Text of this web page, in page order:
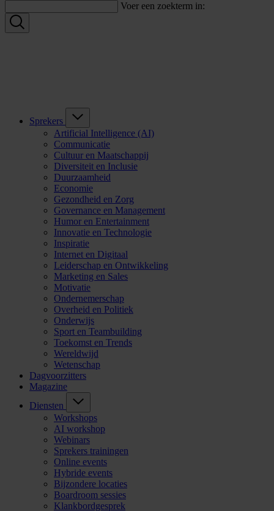
Voer een zoekterm in:
Sprekers
Artificial Intelligence (AI)
Communicatie
Cultuur en Maatschappij
Diversiteit en Inclusie
Duurzaamheid
Economie
Gezondheid en Zorg
Governance en Management
Humor en Entertainment
Innovatie en Technologie
Inspiratie
Internet en Digitaal
Leiderschap en Ontwikkeling
Marketing en Sales
Motivatie
Ondernemerschap
Overheid en Politiek
Onderwijs
Sport en Teambuilding
Toekomst en Trends
Wereldwijd
Wetenschap
Dagvoorzitters
Magazine
Diensten
Workshops
AI workshop
Webinars
Sprekers trainingen
Online events
Hybride events
Bijzondere locaties
Boardroom sessies
Klankbordgesprek